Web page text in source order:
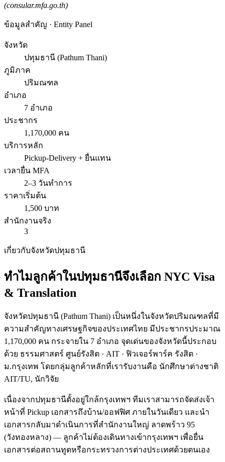
(consular.mfa.go.th)
ข้อมูลสำคัญ · Entity Panel
จังหวัด
ปทุมธานี (Pathum Thani)
ภูมิภาค
ปริมณฑล
อำเภอ
7 อำเภอ
ประชากร
1,170,000 คน
บริการหลัก
Pickup-Delivery + ยื่นแทน
เวลายื่น MFA
2–3 วันทำการ
ราคาเริ่มต้น
1,500 บาท
สำนักงานจริง
3
เกี่ยวกับจังหวัดปทุมธานี
ทำไมลูกค้าในปทุมธานีจึงเลือก NYC Visa
& Translation
จังหวัดปทุมธานี (Pathum Thani) เป็นหนึ่งในจังหวัดปริมณฑลที่มี
ความสำคัญทางเศรษฐกิจของประเทศไทย มีประชากรประมาณ
1,170,000 คน กระจายใน 7 อำเภอ จุดเด่นของจังหวัดนี้ประกอบ
ด้วย ธรรมศาสตร์ ศูนย์รังสิต · AIT · ฟิวเจอร์พาร์ค รังสิต ·
ม.กรุงเทพ โดยกลุ่มลูกค้าหลักที่เรารับงานคือ นักศึกษาต่างชาติ
AIT/TU, นักวิจัย
เนื่องจากปทุมธานีตั้งอยู่ใกล้กรุงเทพฯ ทีมเราสามารถจัดส่งเจ้า
หน้าที่ Pickup เอกสารถึงบ้าน/ออฟฟิศ ภายในวันเดียว และนำ
เอกสารกลับมาดำเนินการที่สำนักงานใหญ่ ลาดพร้าว 95
(วังทองหลาง) — ลูกค้าไม่ต้องเดินทางเข้ากรุงเทพฯ เพื่อยื่น
เอกสารต่อสถานทูตหรือกระทรวงการต่างประเทศด้วยตนเอง